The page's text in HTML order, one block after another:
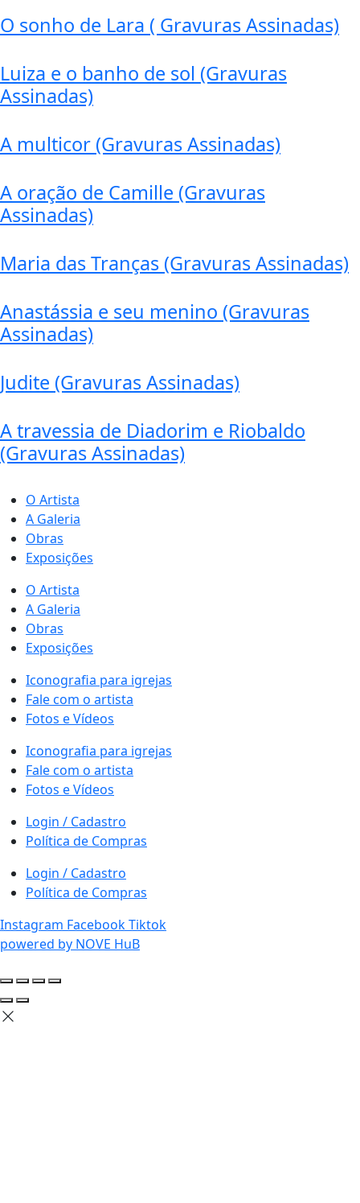
O sonho de Lara ( Gravuras Assinadas)
Luiza e o banho de sol (Gravuras
Assinadas)
A multicor (Gravuras Assinadas)
A oração de Camille (Gravuras
Assinadas)
Maria das Tranças (Gravuras Assinadas)
Anastássia e seu menino (Gravuras
Assinadas)
Judite (Gravuras Assinadas)
A travessia de Diadorim e Riobaldo
(Gravuras Assinadas)
O Artista
A Galeria
Obras
Exposições
O Artista
A Galeria
Obras
Exposições
Iconografia para igrejas
Fale com o artista
Fotos e Vídeos
Iconografia para igrejas
Fale com o artista
Fotos e Vídeos
Login / Cadastro
Política de Compras
Login / Cadastro
Política de Compras
Instagram FacebookTiktok
powered by NOVE HuB